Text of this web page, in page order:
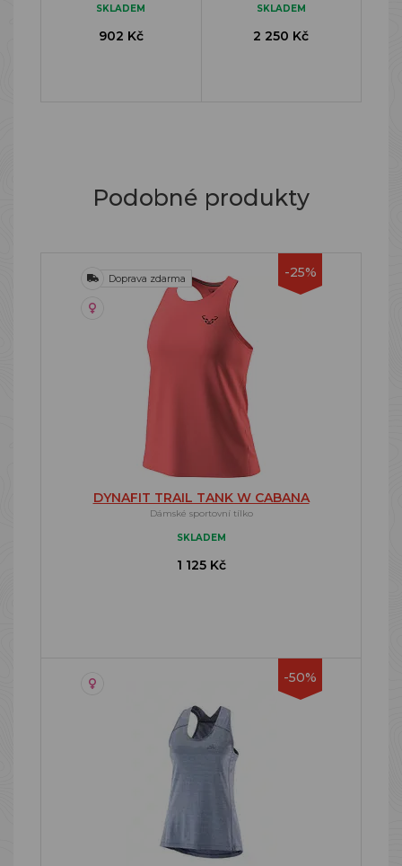
SKLADEM
902 Kč
SKLADEM
2 250 Kč
Podobné produkty
-25%
Doprava zdarma
DYNAFIT TRAIL TANK W CABANA
Dámské sportovní tílko
SKLADEM
1 125 Kč
-50%